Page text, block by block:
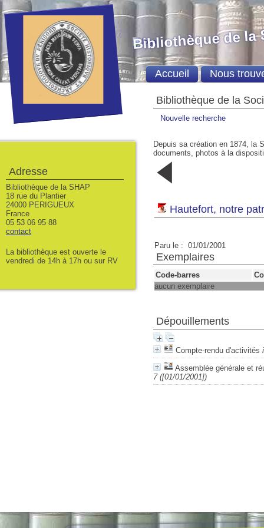
Bibliothèque de la
Nouvelle recherche
Depuis sa création en 1874, la
documents, photos à la
Hautefort, notre
Paru le : 01/01/2001
Exemplaires
Code-barres
aucun exemplaire
Dépouillements
Compte-rendu d'activités
Assemblée générale et
7 ([01/01/2001])
Bibliothèque de la
Accueil Nous
Adresse
Bibliothèque de la SHAP
18 rue du Plantier
24000 PERIGUEUX
France
05 53 06 95 88
contact
La bibliothèque est ouverte le
vendredi de 14h à 17h ou sur RV